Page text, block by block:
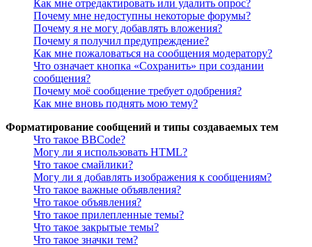
Как мне отредактировать или удалить опрос?
Почему мне недоступны некоторые форумы?
Почему я не могу добавлять вложения?
Почему я получил предупреждение?
Как мне пожаловаться на сообщения модератору?
Что означает кнопка «Сохранить» при создании
сообщения?
Почему моё сообщение требует одобрения?
Как мне вновь поднять мою тему?
Форматирование сообщений и типы создаваемых тем
Что такое BBCode?
Могу ли я использовать HTML?
Что такое смайлики?
Могу ли я добавлять изображения к сообщениям?
Что такое важные объявления?
Что такое объявления?
Что такое прилепленные темы?
Что такое закрытые темы?
Что такое значки тем?